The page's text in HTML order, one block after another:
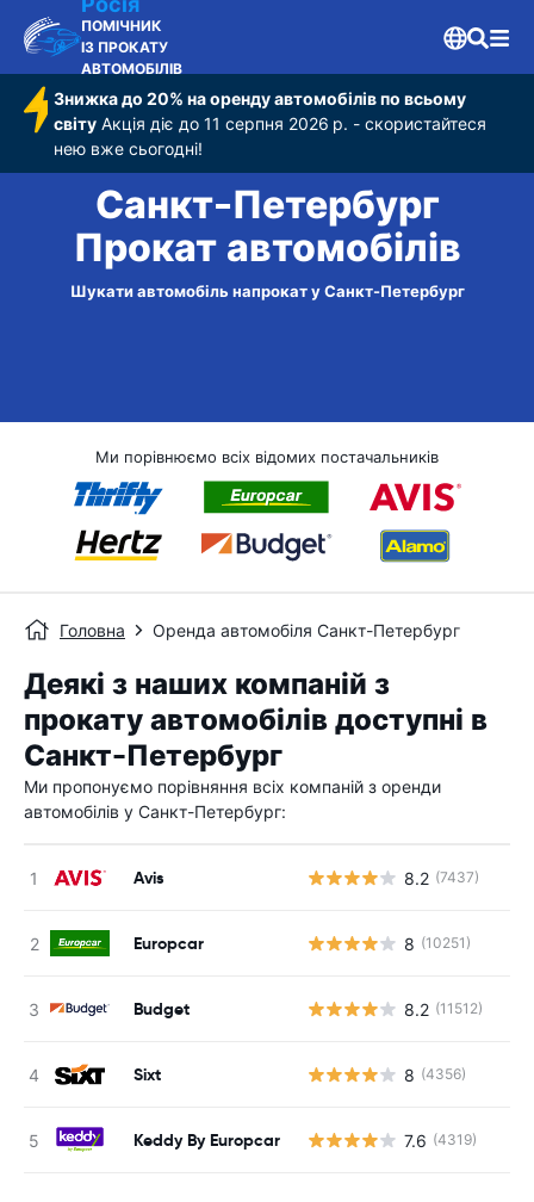
ПОМІЧНИК
ІЗ ПРОКАТУ
АВТОМОБІЛІВ
Знижка до 20% на оренду автомобілів по всьому
світу Акція діє до 11 серпня 2026 р. - скористайтеся
нею вже сьогодні!
Санкт-Петербург
Прокат автомобілів
Шукати автомобіль напрокат у Санкт-Петербург
Ми порівнюємо всіх відомих постачальників
Головна Оренда автомобіля Санкт-Петербург
Деякі з наших компаній з
прокату автомобілів доступні в
Санкт-Петербург
Ми пропонуємо порівняння всіх компаній з оренди
автомобілів у Санкт-Петербург:
Avis 8.2 (7437)
Europcar 8 (10251)
Budget 8.2 (11512)
Sixt 8 (4356)
Keddy By Europcar 7.6 (4319)